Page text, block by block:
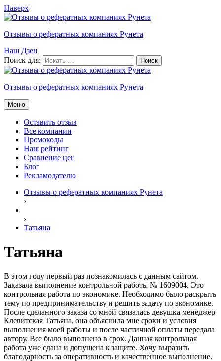
Наверх
Отзывы о рефератных компаниях Рунета
Наш Дзен
Поиск для:
Отзывы о рефератных компаниях Рунета
Меню
Оставить отзыв
Все компании
Промокоды
Наш рейтинг
Сравнение цен
Блог
Рекламодателю
Отзывы о рефератных компаниях Рунета
›
›
Татьяна
Татьяна
В этом году первый раз познакомилась с данным сайтом.
Заказала выполнение контрольной работы № 1609004. Это
контрольная работа по экономике. Необходимо было раскрыть
тему по предпринимательству и решить задачу по экономике.
После сделанного заказа со мной связалась девушка менеджер
Клевитская Татьяна, она объяснила мне сроки и условия
выполнения моей работы и после частичной оплаты передала
автору. Все было выполнено в срок. Данная контрольная
работа уже сдана и допущена к защите. Хочу выразить
благодарность за оперативность и качественное выполнение.